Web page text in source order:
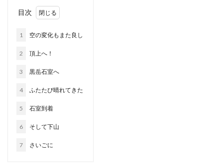
目次
1 空の変化もまた良し
2 頂上へ！
3 黒岳石室へ
4 ふたたび晴れてきた
5 石室到着
6 そして下山
7 さいごに